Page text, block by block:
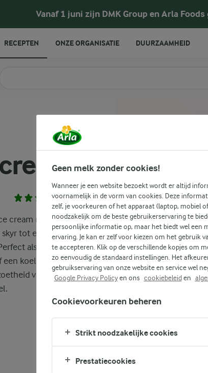
Vanaf 1 juni zijn DMK Group en Arla Foods
(1)
cream mengt
tot een zachte
als een
een koele snack,
van de
RECEPTEN ONZE ORGANISATIE DUURZAAMHEID
Geen melk zonder cookies!
Wanneer je een website bezoekt wordt er altijd
voornamelijk in de vorm van cookies. Deze
zelf, je voorkeuren of het apparaat (laptop, mobiel
noodzakelijk om de beste gebruikerservaring te
persoonlijke informatie op, maar het biedt wel een
ervaring. Je kan er zelf voor kiezen om het gebruik
te accepteren. Klik op de verschillende kopjes om
zo eenvoudig de standaard instellingen. Het
gebruikservaring van onze website en service wel
Google Privacy Policyen ons cookiebeleiden
Cookievoorkeuren beheren
Strikt noodzakelijke cookies
Prestatiecookies